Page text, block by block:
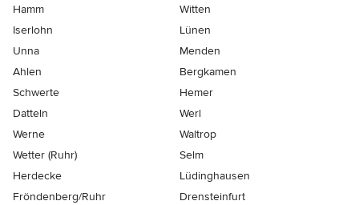
Hamm
Witten
Iserlohn
Lünen
Unna
Menden
Ahlen
Bergkamen
Schwerte
Hemer
Datteln
Werl
Werne
Waltrop
Wetter (Ruhr)
Selm
Herdecke
Lüdinghausen
Fröndenberg/Ruhr
Drensteinfurt